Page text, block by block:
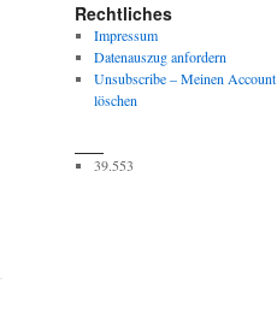
Rechtliches
Impressum
Datenauszug anfordern
Unsubscribe – Meinen Account
löschen
39.553